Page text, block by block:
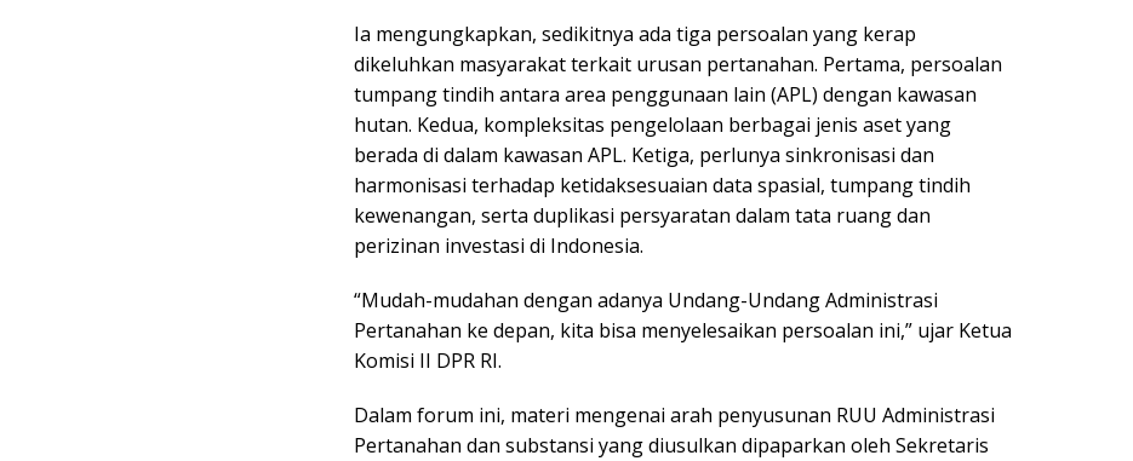
Ia mengungkapkan, sedikitnya ada tiga persoalan yang kerap
dikeluhkan masyarakat terkait urusan pertanahan. Pertama, persoalan
tumpang tindih antara area penggunaan lain (APL) dengan kawasan
hutan. Kedua, kompleksitas pengelolaan berbagai jenis aset yang
berada di dalam kawasan APL. Ketiga, perlunya sinkronisasi dan
harmonisasi terhadap ketidaksesuaian data spasial, tumpang tindih
kewenangan, serta duplikasi persyaratan dalam tata ruang dan
perizinan investasi di Indonesia.
“Mudah-mudahan dengan adanya Undang-Undang Administrasi
Pertanahan ke depan, kita bisa menyelesaikan persoalan ini,” ujar Ketua
Komisi II DPR RI.
Dalam forum ini, materi mengenai arah penyusunan RUU Administrasi
Pertanahan dan substansi yang diusulkan dipaparkan oleh Sekretaris